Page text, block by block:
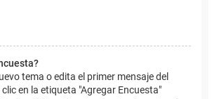
tema o edita el primer mensaje del
en la etiqueta "Agregar Encuesta"